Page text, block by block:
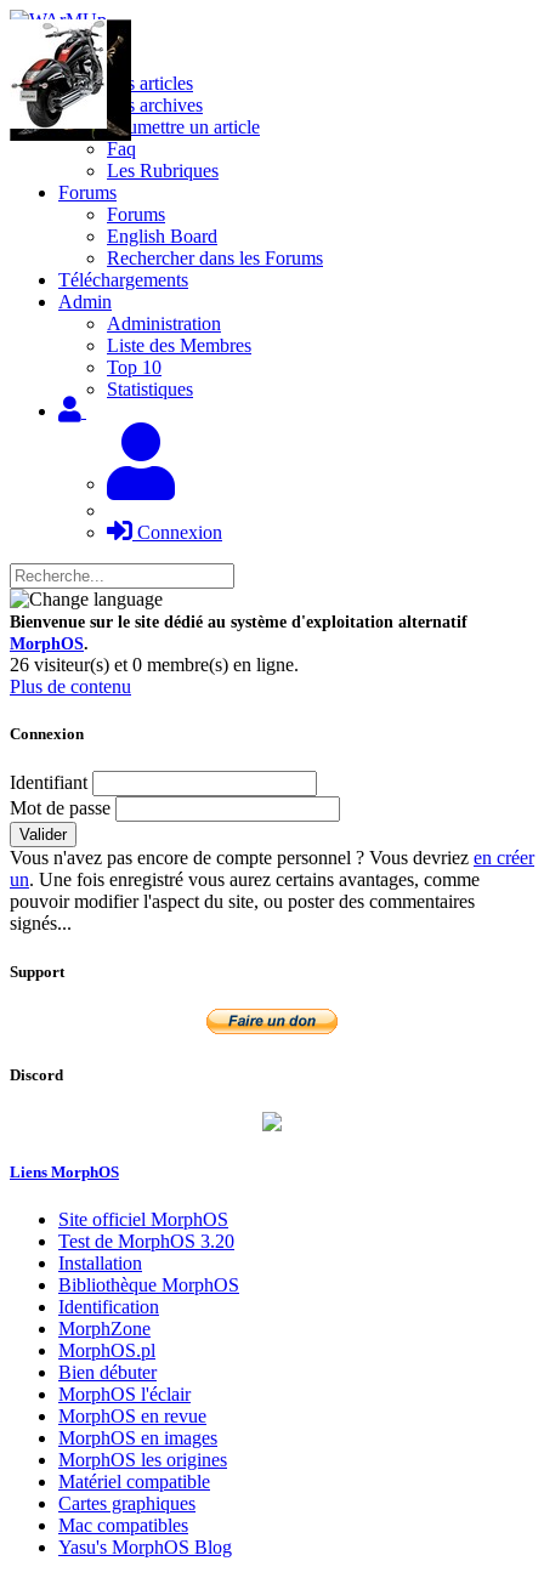
Site
Les articles
Les archives
Soumettre un article
Faq
Les Rubriques
Forums
Forums
English Board
Rechercher dans les Forums
Téléchargements
Admin
Administration
Liste des Membres
Top 10
Statistiques
Connexion
Bienvenue sur le site dédié au système d'exploitation alternatif
MorphOS.
26 visiteur(s) et 0 membre(s) en ligne.
Plus de contenu
Connexion
Identifiant
Mot de passe
Valider
Vous n'avez pas encore de compte personnel ? Vous devriez en créer
un. Une fois enregistré vous aurez certains avantages, comme
pouvoir modifier l'aspect du site, ou poster des commentaires
signés...
Support
Discord
Liens MorphOS
Site officiel MorphOS
Test de MorphOS 3.20
Installation
Bibliothèque MorphOS
Identification
MorphZone
MorphOS.pl
Bien débuter
MorphOS l'éclair
MorphOS en revue
MorphOS en images
MorphOS les origines
Matériel compatible
Cartes graphiques
Mac compatibles
Yasu's MorphOS Blog